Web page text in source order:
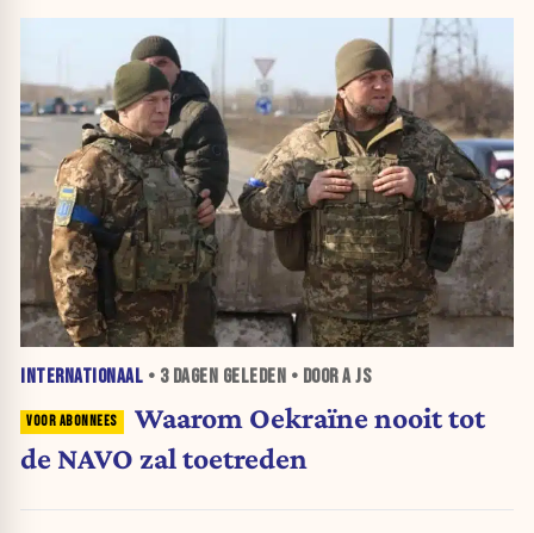
INTERNATIONAAL • 3 DAGEN GELEDEN • DOOR A JS
Waarom Oekraïne nooit tot
de NAVO zal toetreden